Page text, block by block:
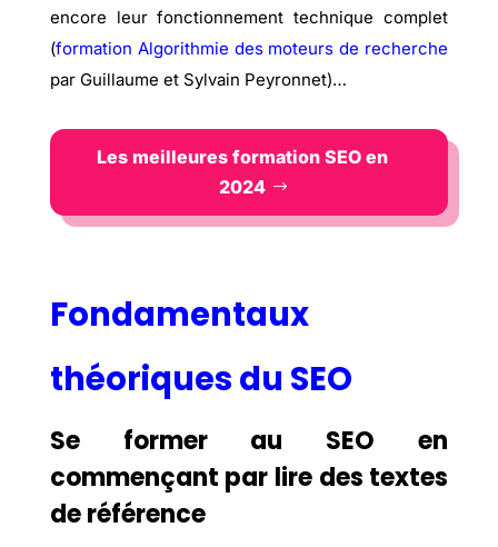
encore leur fonctionnement technique complet
(formation Algorithmie des moteurs de recherche
par Guillaume et Sylvain Peyronnet)…
Les meilleures formation SEO en
2024
Fondamentaux
théoriques du SEO
Se former au SEO en
commençant par lire des textes
de référence